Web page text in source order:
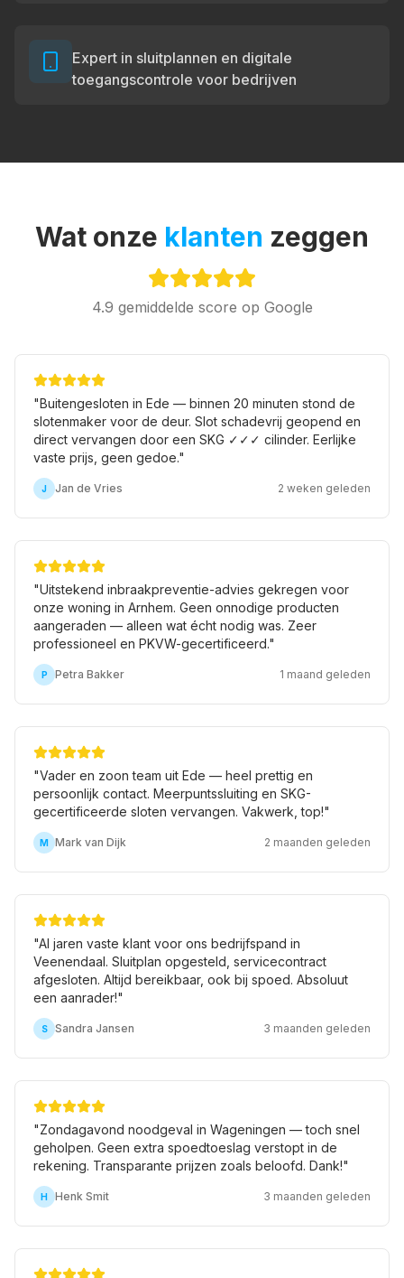
Expert in sluitplannen en digitale
toegangscontrole voor bedrijven
Wat onze klanten zeggen
4.9 gemiddelde score op Google
"Buitengesloten in Ede — binnen 20 minuten stond de
slotenmaker voor de deur. Slot schadevrij geopend en
direct vervangen door een SKG ✓✓✓ cilinder. Eerlijke
vaste prijs, geen gedoe."
J Jan de Vries 2 weken geleden
"Uitstekend inbraakpreventie-advies gekregen voor
onze woning in Arnhem. Geen onnodige producten
aangeraden — alleen wat écht nodig was. Zeer
professioneel en PKVW-gecertificeerd."
P Petra Bakker 1 maand geleden
"Vader en zoon team uit Ede — heel prettig en
persoonlijk contact. Meerpuntssluiting en SKG-
gecertificeerde sloten vervangen. Vakwerk, top!"
M Mark van Dijk 2 maanden geleden
"Al jaren vaste klant voor ons bedrijfspand in
Veenendaal. Sluitplan opgesteld, servicecontract
afgesloten. Altijd bereikbaar, ook bij spoed. Absoluut
een aanrader!"
S Sandra Jansen 3 maanden geleden
"Zondagavond noodgeval in Wageningen — toch snel
geholpen. Geen extra spoedtoeslag verstopt in de
rekening. Transparante prijzen zoals beloofd. Dank!"
H Henk Smit 3 maanden geleden